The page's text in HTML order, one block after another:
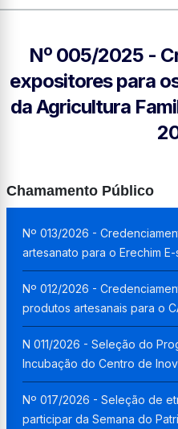
Nº 005/2025 -
expositores para
da Agricultura
Chamamento Público
Nº 013/2026 -
artesanato para o Erechim
Nº 012/2026 -
produtos artesanais para o
N 011/2026 - Seleção do
Incubação do Centro de
Nº 017/2026 - Seleção de
participar da Semana do